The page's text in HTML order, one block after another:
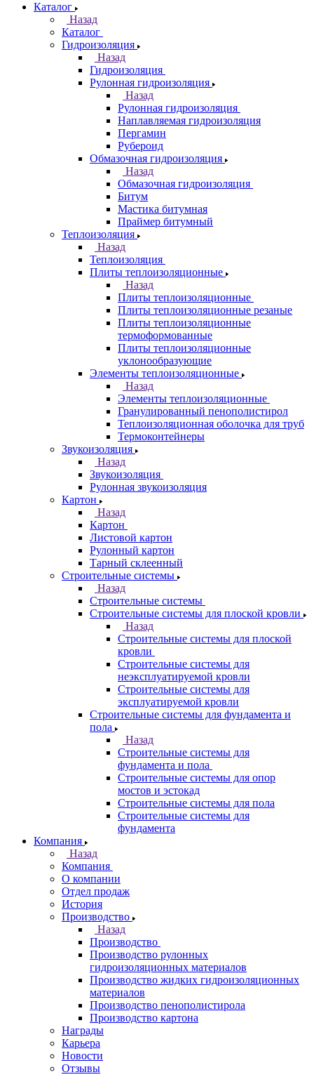
Каталог
Назад
Каталог
Гидроизоляция
Назад
Гидроизоляция
Рулонная гидроизоляция
Назад
Рулонная гидроизоляция
Наплавляемая гидроизоляция
Пергамин
Рубероид
Обмазочная гидроизоляция
Назад
Обмазочная гидроизоляция
Битум
Мастика битумная
Праймер битумный
Теплоизоляция
Назад
Теплоизоляция
Плиты теплоизоляционные
Назад
Плиты теплоизоляционные
Плиты теплоизоляционные резаные
Плиты теплоизоляционные
термоформованные
Плиты теплоизоляционные
уклонообразующие
Элементы теплоизоляционные
Назад
Элементы теплоизоляционные
Гранулированный пенополистирол
Теплоизоляционная оболочка для труб
Термоконтейнеры
Звукоизоляция
Назад
Звукоизоляция
Рулонная звукоизоляция
Картон
Назад
Картон
Листовой картон
Рулонный картон
Тарный склеенный
Строительные системы
Назад
Строительные системы
Строительные системы для плоской кровли
Назад
Строительные системы для плоской
кровли
Строительные системы для
неэксплуатируемой кровли
Строительные системы для
эксплуатируемой кровли
Строительные системы для фундамента и
пола
Назад
Строительные системы для
фундамента и пола
Строительные системы для опор
мостов и эстокад
Строительные системы для пола
Строительные системы для
фундамента
Компания
Назад
Компания
О компании
Отдел продаж
История
Производство
Назад
Производство
Производство рулонных
гидроизоляционных материалов
Производство жидких гидроизоляционных
материалов
Производство пенополистирола
Производство картона
Награды
Карьера
Новости
Отзывы